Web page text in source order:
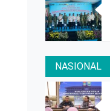
NASIONAL